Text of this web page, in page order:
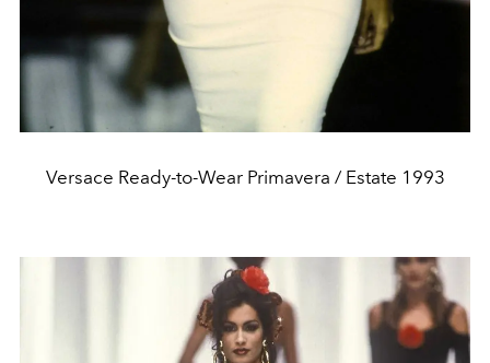
Versace Ready-to-Wear Primavera / Estate 1993